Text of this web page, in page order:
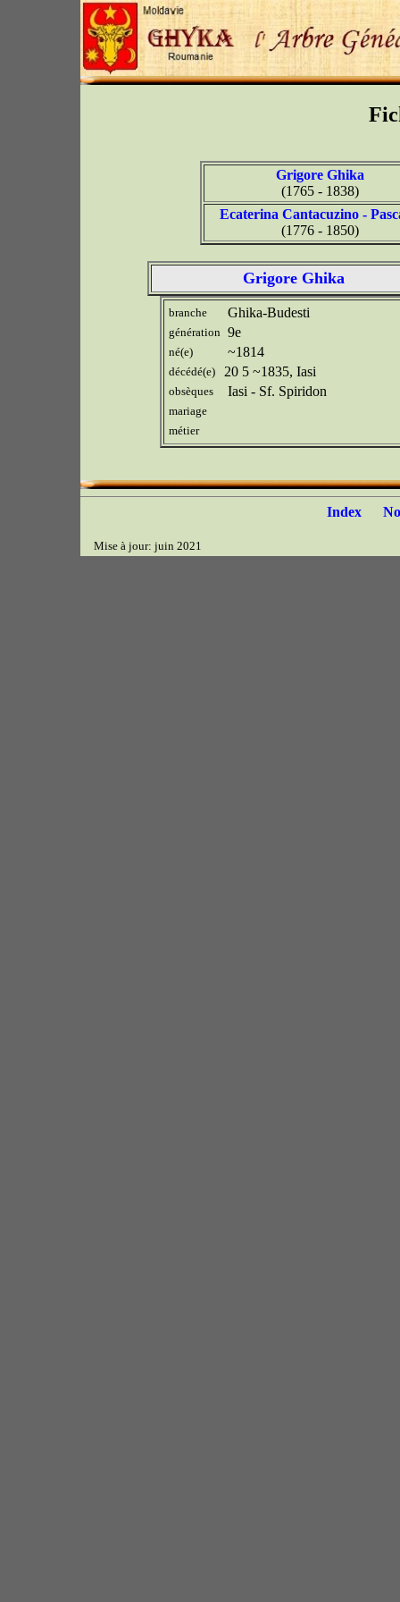
Grigore Ghika
(1765 - 1838)
Ecaterina Cantacuzino -
(1776 - 1850)
Grigore Ghika
branche Ghika-Budesti
génération 9e
né(e) ~1814
décédé(e) 20 5 ~1835, Iasi
obsèques Iasi - Sf. Spiridon
mariage
métier
Index
Mise à jour: juin 2021